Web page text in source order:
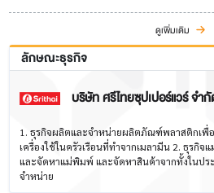
ดูเพิ่มเติม
ลักษณะธุรกิจ
บริษัท ศรีไทยซุปเปอร์แวร์ จำ
1. ธุรกิจผลิตและจำหน่ายผลิตภัณฑ์พลาสติกเ
เครื่องใช้ในครัวเรือนที่ทำจากเมลามีน 2. ธุรกิจแม่พิมพ์และอื่นๆ ให้บริการผลิต
และจัดหาแม่พิมพ์ และจัดหาสินค้าจากทั้งในปร
จำหน่าย